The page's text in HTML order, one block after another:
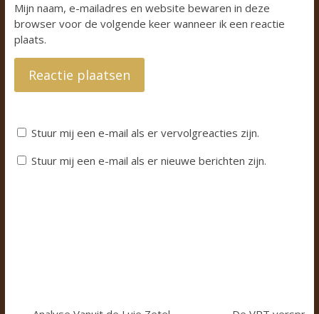
Mijn naam, e-mailadres en website bewaren in deze
browser voor de volgende keer wanneer ik een reactie
plaats.
Stuur mij een e-mail als er vervolgreacties zijn.
Stuur mij een e-mail als er nieuwe berichten zijn.